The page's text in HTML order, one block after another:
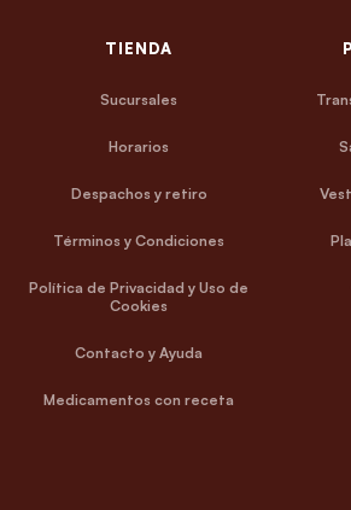
TIENDA
Sucursales
Horarios
Despachos y retiro
Términos y Condiciones
Política de Privacidad y Uso de
Cookies
Contacto y Ayuda
Medicamentos con receta